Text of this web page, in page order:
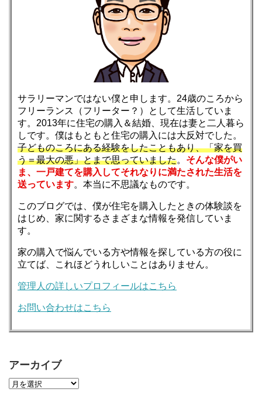
サラリーマンではない僕と申します。24歳のころから
フリーランス（フリーター？）として生活していま
す。2013年に住宅の購入＆結婚、現在は妻と二人暮ら
しです。僕はもともと住宅の購入には大反対でした。
子どものころにある経験をしたこともあり、「家を買
う＝最大の悪」とまで思っていました。 そんな僕がい
ま、一戸建てを購入してそれなりに満たされた生活を
送っています。本当に不思議なものです。
このブログでは、僕が住宅を購入したときの体験談を
はじめ、家に関するさまざまな情報を発信していま
す。
家の購入で悩んでいる方や情報を探している方の役に
立てば、これほどうれしいことはありません。
管理人の詳しいプロフィールはこちら
お問い合わせはこちら
アーカイブ